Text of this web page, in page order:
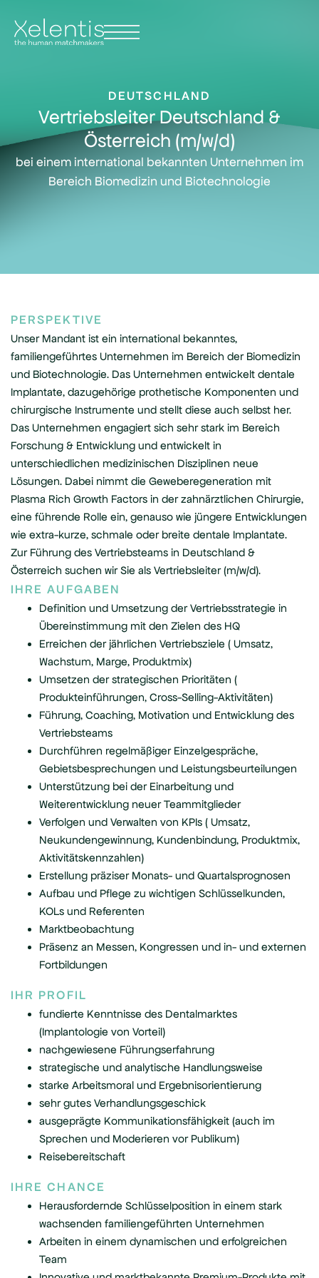
DEUTSCHLAND
Vertriebsleiter Deutschland &
Österreich (m/w/d)
bei einem international bekannten Unternehmen im
Bereich Biomedizin und Biotechnologie
PERSPEKTIVE
Unser Mandant ist ein international bekanntes,
familiengeführtes Unternehmen im Bereich der Biomedizin
und Biotechnologie. Das Unternehmen entwickelt dentale
Implantate, dazugehörige prothetische Komponenten und
chirurgische Instrumente und stellt diese auch selbst her.
Das Unternehmen engagiert sich sehr stark im Bereich
Forschung & Entwicklung und entwickelt in
unterschiedlichen medizinischen Disziplinen neue
Lösungen. Dabei nimmt die Geweberegeneration mit
Plasma Rich Growth Factors in der zahnärztlichen Chirurgie,
eine führende Rolle ein, genauso wie jüngere Entwicklungen
wie extra-kurze, schmale oder breite dentale Implantate.
Zur Führung des Vertriebsteams in Deutschland &
Österreich suchen wir Sie als Vertriebsleiter (m/w/d).
IHRE AUFGABEN
Definition und Umsetzung der Vertriebsstrategie in
Übereinstimmung mit den Zielen des HQ
Erreichen der jährlichen Vertriebsziele ( Umsatz,
Wachstum, Marge, Produktmix)
Umsetzen der strategischen Prioritäten (
Produkteinführungen, Cross-Selling-Aktivitäten)
Führung, Coaching, Motivation und Entwicklung des
Vertriebsteams
Durchführen regelmäßiger Einzelgespräche,
Gebietsbesprechungen und Leistungsbeurteilungen
Unterstützung bei der Einarbeitung und
Weiterentwicklung neuer Teammitglieder
Verfolgen und Verwalten von KPIs ( Umsatz,
Neukundengewinnung, Kundenbindung, Produktmix,
Aktivitätskennzahlen)
Erstellung präziser Monats- und Quartalsprognosen
Aufbau und Pflege zu wichtigen Schlüsselkunden,
KOLs und Referenten
Marktbeobachtung
Präsenz an Messen, Kongressen und in- und externen
Fortbildungen
IHR PROFIL
fundierte Kenntnisse des Dentalmarktes
(Implantologie von Vorteil)
nachgewiesene Führungserfahrung
strategische und analytische Handlungsweise
starke Arbeitsmoral und Ergebnisorientierung
sehr gutes Verhandlungsgeschick
ausgeprägte Kommunikationsfähigkeit (auch im
Sprechen und Moderieren vor Publikum)
Reisebereitschaft
IHRE CHANCE
Herausfordernde Schlüsselposition in einem stark
wachsenden familiengeführten Unternehmen
Arbeiten in einem dynamischen und erfolgreichen
Team